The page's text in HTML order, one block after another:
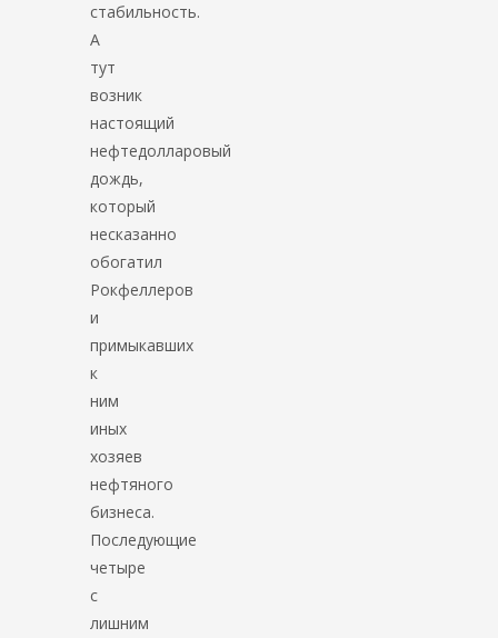
стабильность.
А
тут
возник
настоящий
нефтедолларовый
дождь,
который
несказанно
обогатил
Рокфеллеров
и
примыкавших
к
ним
иных
хозяев
нефтяного
бизнеса.
Последующие
четыре
с
лишним